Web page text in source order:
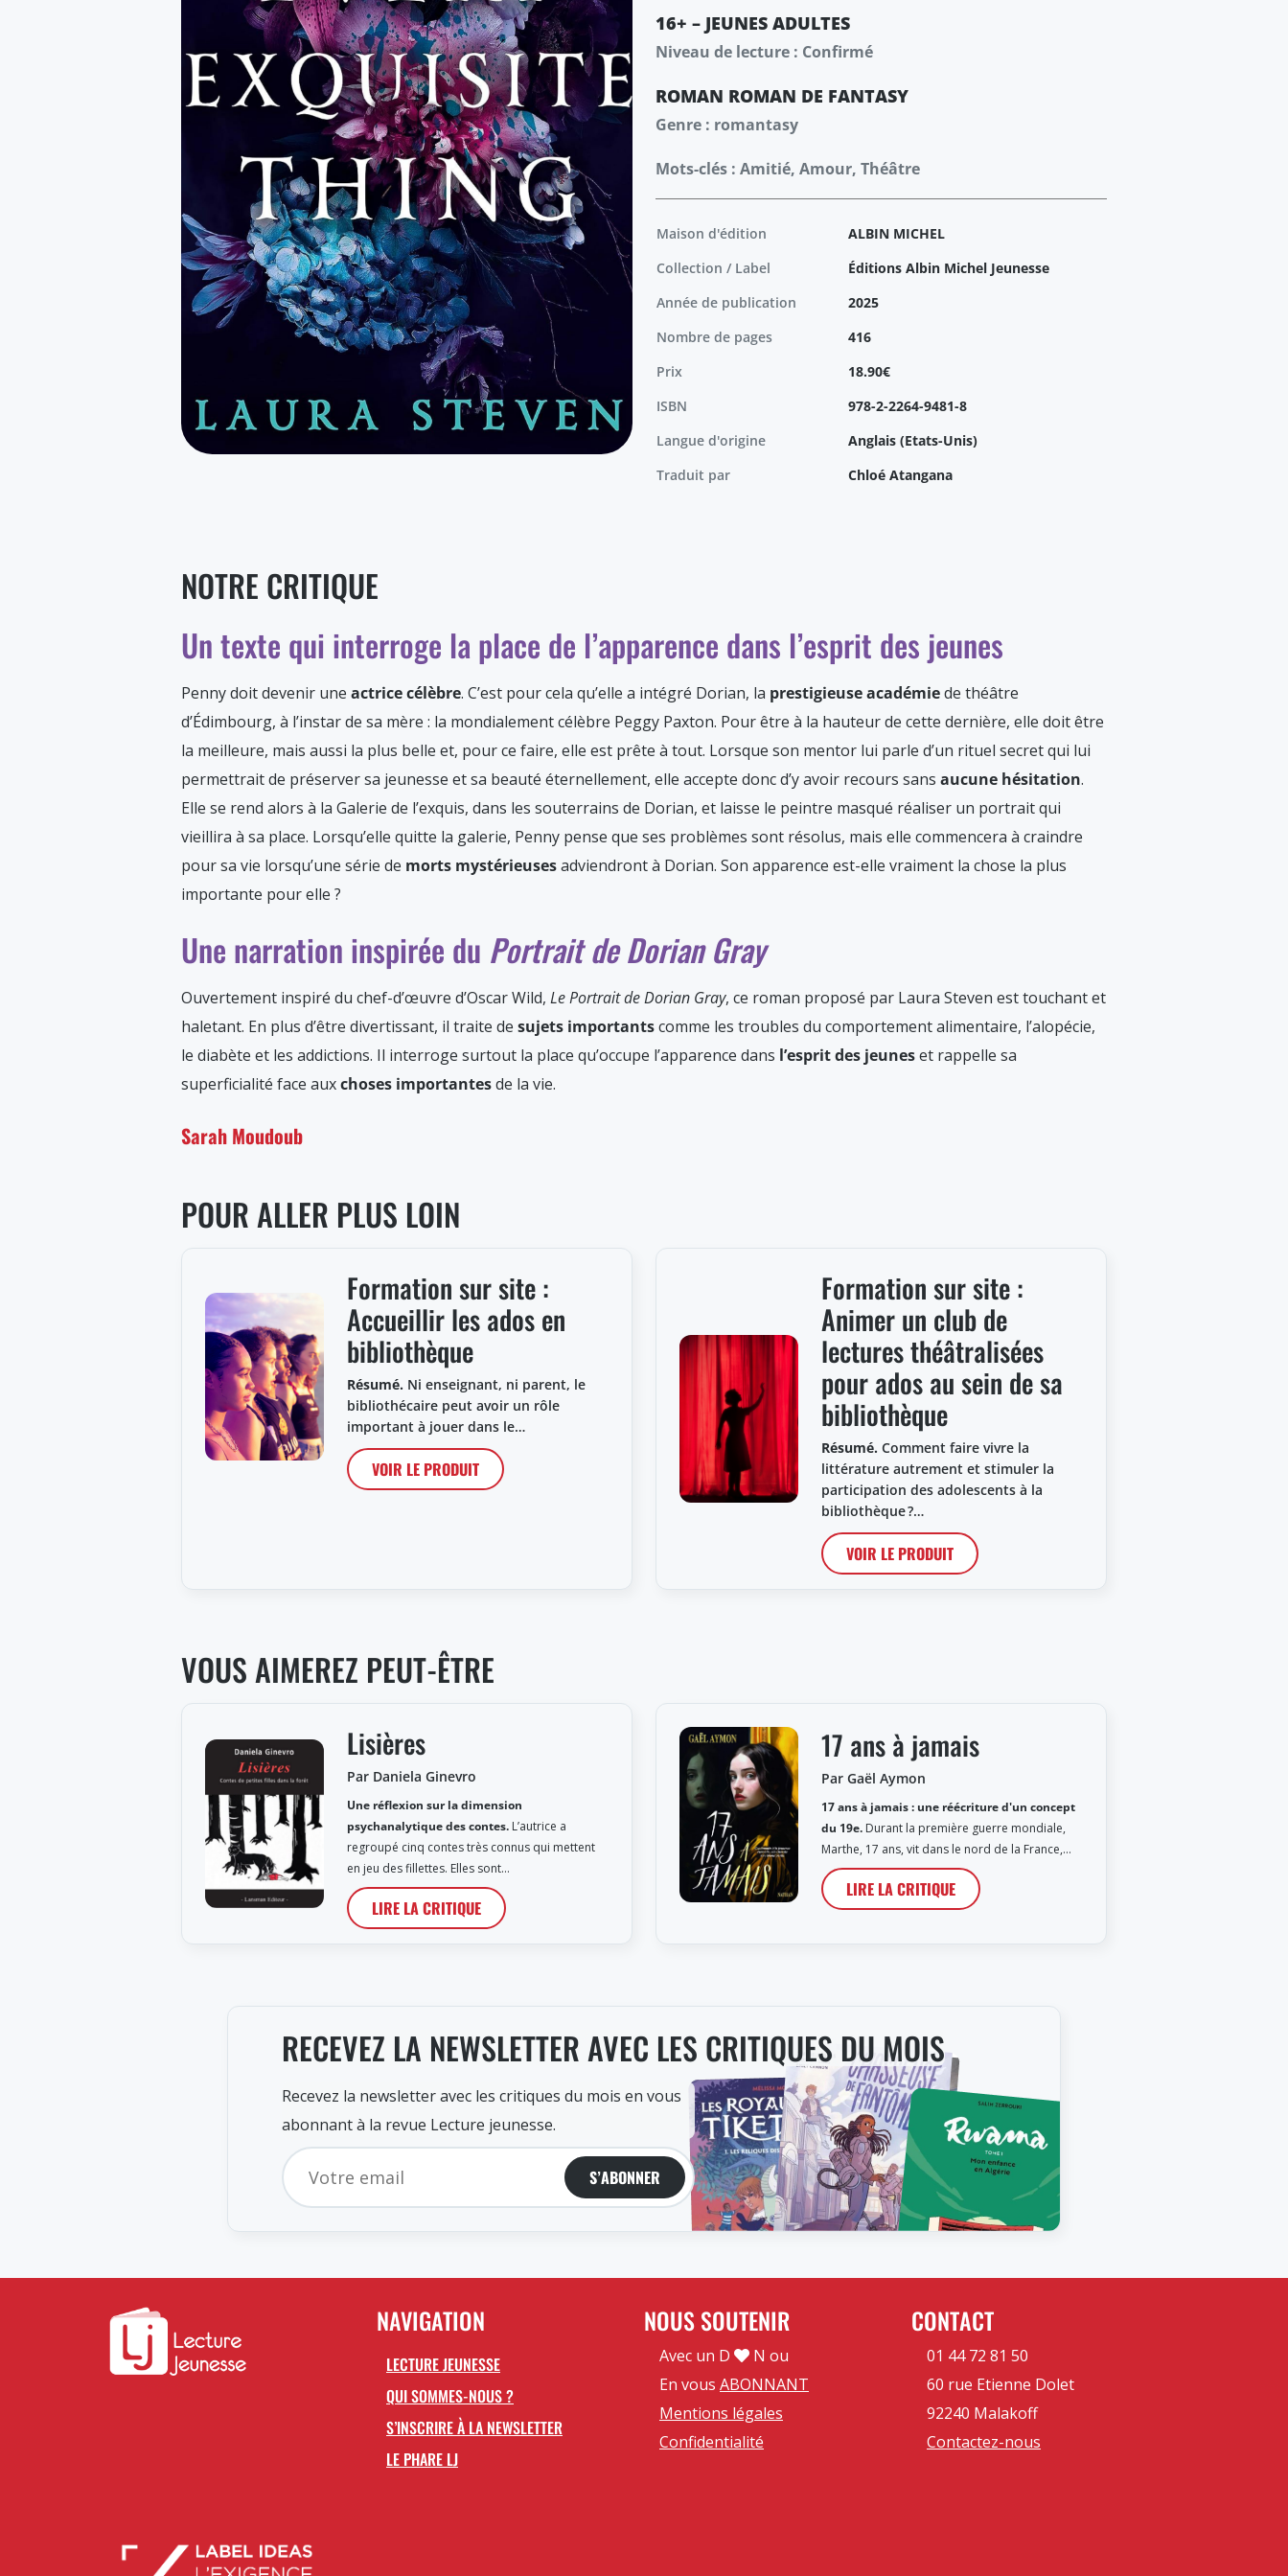
16+ – JEUNES ADULTES
Niveau de lecture : Confirmé
ROMAN ROMAN DE FANTASY
Genre : romantasy
Mots-clés : Amitié, Amour, Théâtre
Maison d'édition
ALBIN MICHEL
Collection / Label
Éditions Albin Michel Jeunesse
Année de publication
2025
Nombre de pages
416
Prix
18.90€
ISBN
978-2-2264-9481-8
Langue d'origine
Anglais (Etats-Unis)
Traduit par
Chloé Atangana
NOTRE CRITIQUE
Un texte qui interroge la place de l’apparence dans l’esprit des jeunes
Penny doit devenir une actrice célèbre. C’est pour cela qu’elle a intégré Dorian, la prestigieuse académiede théâtre
d’Édimbourg, à l’instar de sa mère : la mondialement célèbre Peggy Paxton. Pour être à la hauteur de cette dernière, elle doit être
la meilleure, mais aussi la plus belle et, pour ce faire, elle est prête à tout. Lorsque son mentor lui parle d’un rituel secret qui lui
permettrait de préserver sa jeunesse et sa beauté éternellement, elle accepte donc d’y avoir recours sans aucune hésitation.
Elle se rend alors à la Galerie de l’exquis, dans les souterrains de Dorian, et laisse le peintre masqué réaliser un portrait qui
vieillira à sa place. Lorsqu’elle quitte la galerie, Penny pense que ses problèmes sont résolus, mais elle commencera à craindre
pour sa vie lorsqu’une série de morts mystérieusesadviendront à Dorian. Son apparence est-elle vraiment la chose la plus
importante pour elle ?
Une narration inspirée du Portrait de Dorian Gray
Ouvertement inspiré du chef-d’œuvre d’Oscar Wild, Le Portrait de Dorian Gray, ce roman proposé par Laura Steven est touchant et
haletant. En plus d’être divertissant, il traite de sujets importantscomme les troubles du comportement alimentaire, l’alopécie,
le diabète et les addictions. Il interroge surtout la place qu’occupe l’apparence dans l’esprit des jeuneset rappelle sa
superficialité face auxchoses importantesde la vie.
Sarah Moudoub
POUR ALLER PLUS LOIN
Formation sur site :
Accueillir les ados en
bibliothèque
Résumé. Ni enseignant, ni parent, le
bibliothécaire peut avoir un rôle
important à jouer dans le…
VOIR LE PRODUIT
Formation sur site :
Animer un club de
lectures théâtralisées
pour ados au sein de sa
bibliothèque
Résumé. Comment faire vivre la
littérature autrement et stimuler la
participation des adolescents à la
bibliothèque ?…
VOIR LE PRODUIT
VOUS AIMEREZ PEUT-ÊTRE
Lisières
Par Daniela Ginevro
Une réflexion sur la dimension
psychanalytique des contes. L’autrice a
regroupé cinq contes très connus qui mettent
en jeu des fillettes. Elles sont…
LIRE LA CRITIQUE
17 ans à jamais
Par Gaël Aymon
17 ans à jamais : une réécriture d'un concept
du 19e. Durant la première guerre mondiale,
Marthe, 17 ans, vit dans le nord de la France,…
LIRE LA CRITIQUE
RECEVEZ LA NEWSLETTER AVEC LES CRITIQUES DU MOIS
Recevez la newsletter avec les critiques du mois en vous
abonnant à la revue Lecture jeunesse.
S’ABONNER
NAVIGATION
LECTURE JEUNESSE
QUI SOMMES-NOUS ?
S’INSCRIRE À LA NEWSLETTER
LE PHARE LJ
NOUS SOUTENIR
Avec un D
N ou
En vous ABONNANT
Mentions légales
Confidentialité
CONTACT
01 44 72 81 50
60 rue Etienne Dolet
92240 Malakoff
Contactez-nous